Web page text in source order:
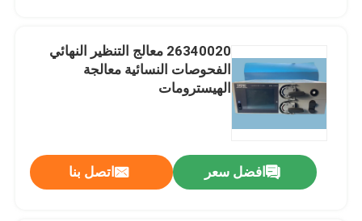
مراقبة الجودة
اطلب اقتباس
26340020 معالج التنظير النهائي
الفحوصات النسائية معالجة
الهيسترومات
افضل سعر اتصل بنا